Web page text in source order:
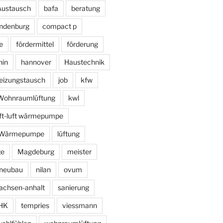
bafa beratung
compact p
fördermittel förderung
hannover Haustechnik
job kfw
kwl
luft wärmepumpe
lüftung
Magdeburg meister
neubau nilan ovum
anhalt sanierung
tempries viessmann